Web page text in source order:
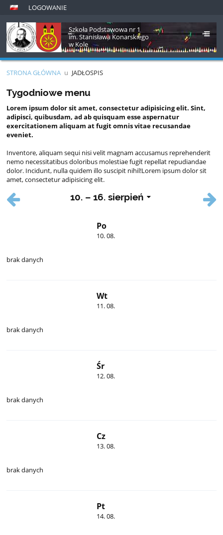
LOGOWANIE
Szkoła Podstawowa nr 1
im. Stanisława Konarskiego
w Kole
STRONA GŁÓWNA u JADŁOSPIS
Jadłospis
Tygodniowe menu
Lorem ipsum dolor sit amet, consectetur adipisicing elit. Sint,
adipisci, quibusdam, ad ab quisquam esse aspernatur
exercitationem aliquam at fugit omnis vitae recusandae
eveniet.
Inventore, aliquam sequi nisi velit magnam accusamus reprehenderit
nemo necessitatibus doloribus molestiae fugit repellat repudiandae
dolor. Incidunt, nulla quidem illo suscipit nihil!Lorem ipsum dolor sit
amet, consectetur adipisicing elit.
10. – 16. sierpień
Po
10. 08.
brak danych
Wt
11. 08.
brak danych
Śr
12. 08.
brak danych
Cz
13. 08.
brak danych
Pt
14. 08.